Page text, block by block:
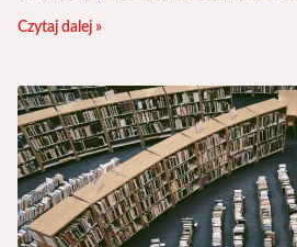
Czytaj dalej »